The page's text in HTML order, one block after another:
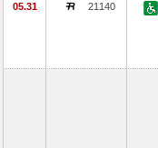
05.31 21140